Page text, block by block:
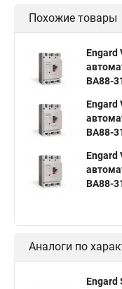
Похожие товары
Engard
ВА88-
Engard
ВА88-
Engard
ВА88-
Аналоги по
Engard